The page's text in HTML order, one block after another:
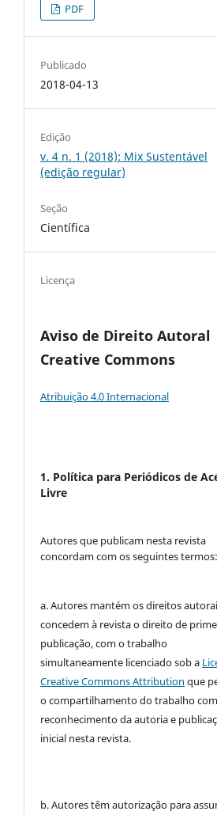
PDF
Publicado
2018-04-13
Edição
v. 4 n. 1 (2018): Mix Sustentável
(edição regular)
Seção
Científica
Licença
Aviso de Direito Autoral
Creative Commons
Atribuição 4.0 Internacional
1. Política para Periódicos de
Livre
Autores que publicam nesta revista
concordam com os seguintes termos:
a. Autores mantém os direitos
concedem à revista o direito de
publicação, com o trabalho
simultaneamente licenciado sob a
Creative Commons Attribution que
o compartilhamento do trabalho com
reconhecimento da autoria e
inicial nesta revista.
b. Autores têm autorização para